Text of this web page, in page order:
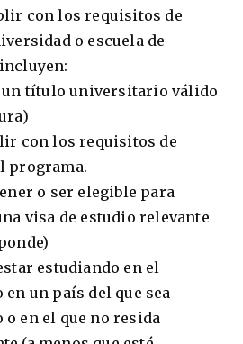
con los requisitos de
o escuela de
un título universitario válido
con los requisitos de
programa.
o ser elegible para
visa de estudio relevante
estudiando en el
un país del que sea
o en el que no resida